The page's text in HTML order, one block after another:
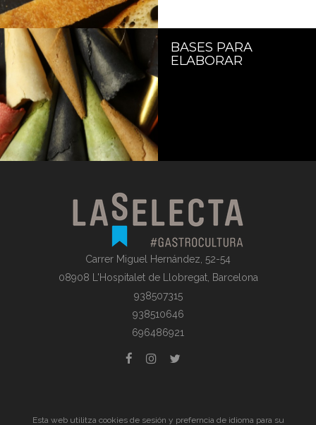
BASES PARA
ELABORAR
Carrer Miguel Hernández, 52-54
08908 L'Hospitalet de Llobregat, Barcelona
938507315
938510646
696486921
Esta web utilitza cookies de sesión y preferncia de idioma para su